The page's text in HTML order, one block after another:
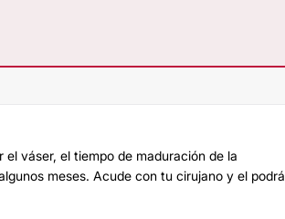
el váser, el tiempo de maduración de la
meses. Acude con tu cirujano y el podrá